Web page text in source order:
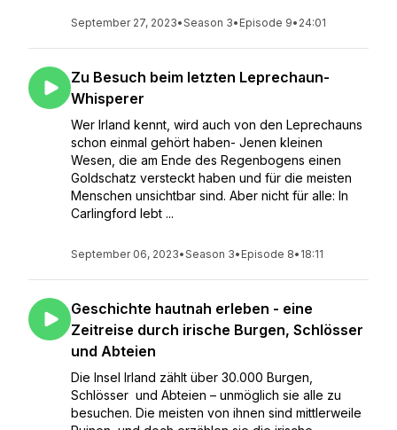
September 27, 2023•Season 3• Episode 9• 24:01
Zu Besuch beim letzten Leprechaun-
Whisperer
Wer Irland kennt, wird auch von den Leprechauns
schon einmal gehört haben- Jenen kleinen
Wesen, die am Ende des Regenbogens einen
Goldschatz versteckt haben und für die meisten
Menschen unsichtbar sind. Aber nicht für alle: In
Carlingford lebt ...
September 06, 2023•Season 3• Episode 8• 18:11
Geschichte hautnah erleben - eine
Zeitreise durch irische Burgen, Schlösser
und Abteien
Die Insel Irland zählt über 30.000 Burgen,
Schlösser und Abteien – unmöglich sie alle zu
besuchen. Die meisten von ihnen sind mittlerweile